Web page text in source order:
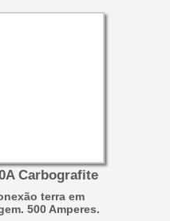
Carbografite
terra em
500 Amperes.